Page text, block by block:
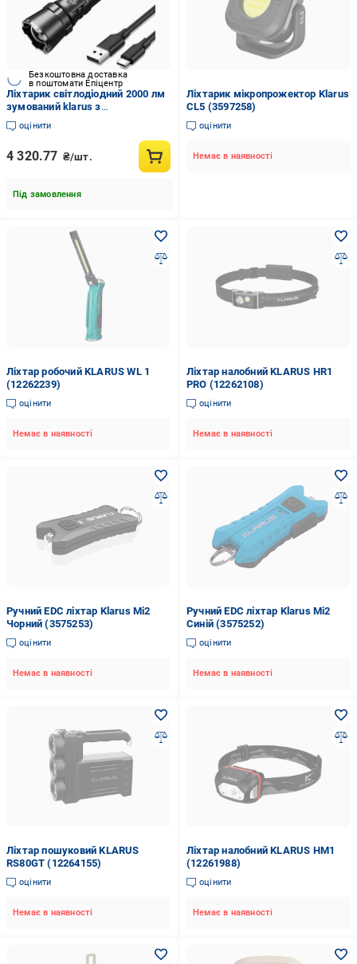
Безкоштовна доставка
в поштомати Епіцентр
Ліхтарик світлодіодний 2000 лм
зумований klarus з
регульованим фокусом
оцінити
4 320.77 ₴/шт.
Під замовлення
Ліхтарик мікропрожектор Klarus
CL5 (3597258)
оцінити
Немає в наявності
Ліхтар робочий KLARUS WL 1
(12262239)
оцінити
Немає в наявності
Ліхтар налобний KLARUS HR1
PRO (12262108)
оцінити
Немає в наявності
Ручний EDC ліхтар Klarus Mi2
Чорний (3575253)
оцінити
Немає в наявності
Ручний EDC ліхтар Klarus Mi2
Синій (3575252)
оцінити
Немає в наявності
Ліхтар пошуковий KLARUS
RS80GT (12264155)
оцінити
Немає в наявності
Ліхтар налобний KLARUS HM1
(12261988)
оцінити
Немає в наявності